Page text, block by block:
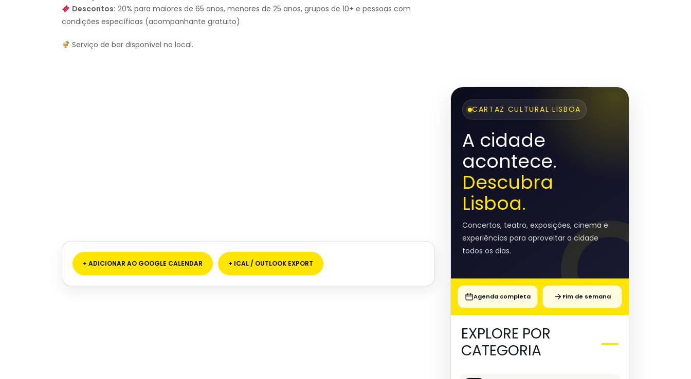
Descontos: 20% para maiores de 65 anos, menores de 25 anos, grupos de 10+ e pessoas com
condições específicas (acompanhante gratuito)
Serviço de bar disponível no local.
+ ADICIONAR AO GOOGLE CALENDAR + ICAL / OUTLOOK EXPORT
CARTAZ CULTURAL LISBOA
A cidade
acontece.
Descubra
Lisboa.
Concertos, teatro, exposições, cinema e
experiências para aproveitar a cidade
todos os dias.
Agenda completa Fim de semana
EXPLORE POR
CATEGORIA